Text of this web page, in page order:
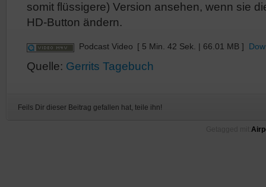
somit flüssigere) Version ansehen, wenn sie
HD-Button ändern.
Podcast Video [ 5 Min. 42 Sek. | 66.01 MB ]
Quelle: Gerrits Tagebuch
Feils Dir dieser Beitrag gefallen hat, teile ihn!